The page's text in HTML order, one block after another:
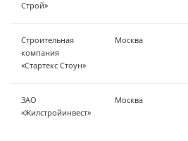
Строй»
Строительная
компания
«Стартекс Стоун»
Москва
ЗАО
«Жилстройинвест»
Москва